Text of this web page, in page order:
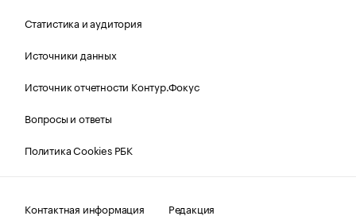
Статистика и аудитория
Источники данных
Источник отчетности Контур.Фокус
Вопросы и ответы
Политика Cookies РБК
Контактная информация Редакция